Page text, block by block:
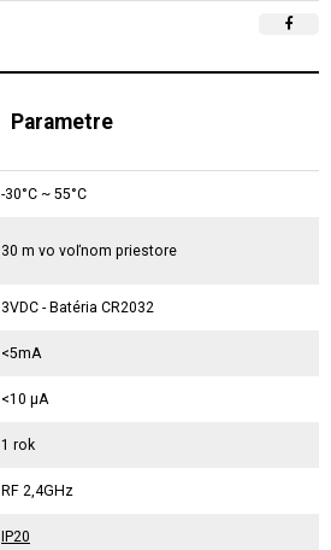
Parametre
-30°C ~ 55°C
30 m vo voľnom priestore
3VDC - Batéria CR2032
<5mA
<10 µA
1 rok
RF 2,4GHz
IP20